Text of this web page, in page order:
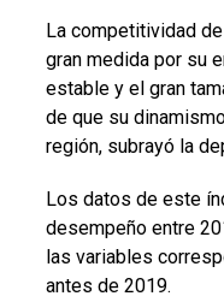
La competitividad
gran medida por su
estable y el gran
de que su
región, subrayó la
Los datos de este
desempeño entre
las variables
antes de 2019.